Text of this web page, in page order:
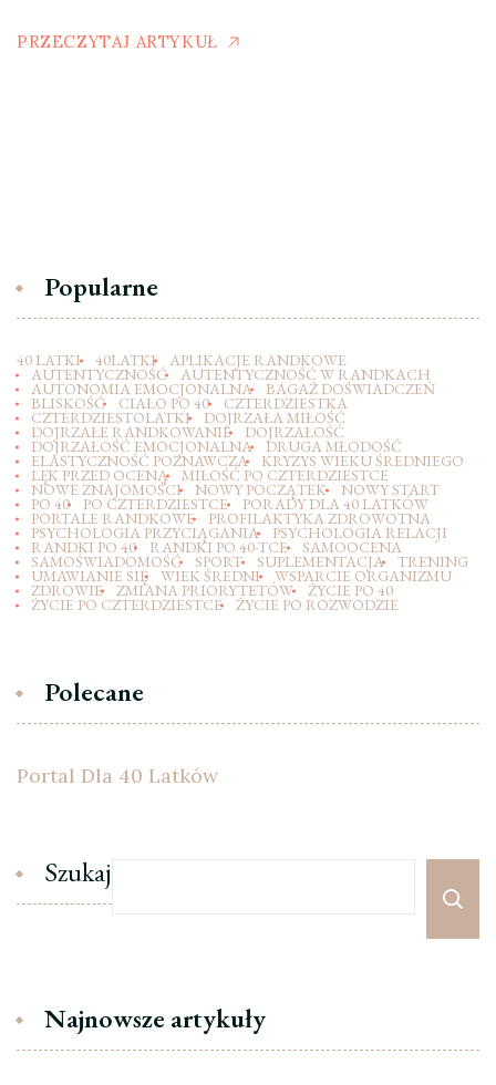
PRZECZYTAJ ARTYKUŁ
Popularne
40 LATKI 40LATKI APLIKACJE RANDKOWE
AUTENTYCZNOŚĆ AUTENTYCZNOŚĆ W RANDKACH
AUTONOMIA EMOCJONALNA BAGAŻ DOŚWIADCZEŃ
BLISKOŚĆ CIAŁO PO 40 CZTERDZIESTKA
CZTERDZIESTOLATKI DOJRZAŁA MIŁOŚĆ
DOJRZAŁE RANDKOWANIE DOJRZAŁOŚĆ
DOJRZAŁOŚĆ EMOCJONALNA DRUGA MŁODOŚĆ
ELASTYCZNOŚĆ POZNAWCZA KRYZYS WIEKU ŚREDNIEGO
LĘK PRZED OCENĄ MIŁOŚĆ PO CZTERDZIESTCE
NOWE ZNAJOMOŚCI NOWY POCZĄTEK NOWY START
PO 40 PO CZTERDZIESTCE PORADY DLA 40 LATKÓW
PORTALE RANDKOWE PROFILAKTYKA ZDROWOTNA
PSYCHOLOGIA PRZYCIĄGANIA PSYCHOLOGIA RELACJI
RANDKI PO 40 RANDKI PO 40-TCE SAMOOCENA
SAMOŚWIADOMOŚĆ SPORT SUPLEMENTACJA TRENING
UMAWIANIE SIĘ WIEK ŚREDNI WSPARCIE ORGANIZMU
ZDROWIE ZMIANA PRIORYTETÓW ŻYCIE PO 40
ŻYCIE PO CZTERDZIESTCE ŻYCIE PO ROZWODZIE
Polecane
Portal Dla 40 Latków
Szukaj
Najnowsze artykuły